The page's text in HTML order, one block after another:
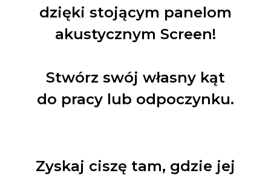
dzięki stojącym panelom
akustycznym Screen!
Stwórz swój własny kąt
do pracy lub odpoczynku.
Zyskaj ciszę tam, gdzie jej